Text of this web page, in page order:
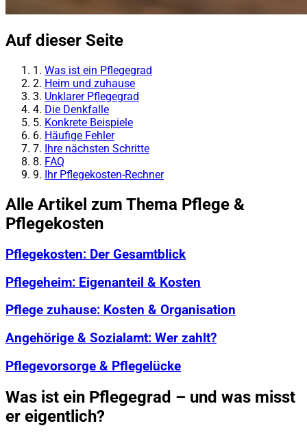
Auf dieser Seite
1. Was ist ein Pflegegrad
2. Heim und zuhause
3. Unklarer Pflegegrad
4. Die Denkfalle
5. Konkrete Beispiele
6. Häufige Fehler
7. Ihre nächsten Schritte
8. FAQ
9. Ihr Pflegekosten-Rechner
Alle Artikel zum Thema Pflege &
Pflegekosten
Pflegekosten: Der Gesamtblick
Pflegeheim: Eigenanteil & Kosten
Pflege zuhause: Kosten & Organisation
Angehörige & Sozialamt: Wer zahlt?
Pflegevorsorge & Pflegelücke
Was ist ein Pflegegrad – und was misst
er eigentlich?